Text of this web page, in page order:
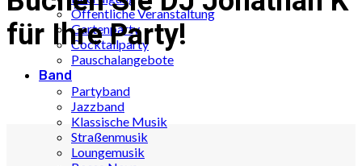
Öffentliche Veranstaltung
Gartenparty
Cocktailparty
Pauschalangebote
Band
Partyband
Jazzband
Klassische Musik
Straßenmusik
Loungemusik
für Ihre Party!